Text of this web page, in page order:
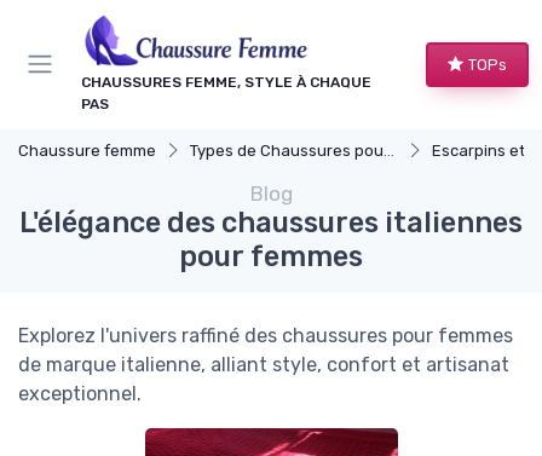
CHAUSSURES FEMME, STYLE À CHAQUE
PAS
TOPs
Chaussure femme Types de Chaussures pour Femmes Escarpins et
Blog
L'élégance des chaussures italiennes
pour femmes
Explorez l'univers raffiné des chaussures pour femmes
de marque italienne, alliant style, confort et artisanat
exceptionnel.
Panneau de gestion des cookies